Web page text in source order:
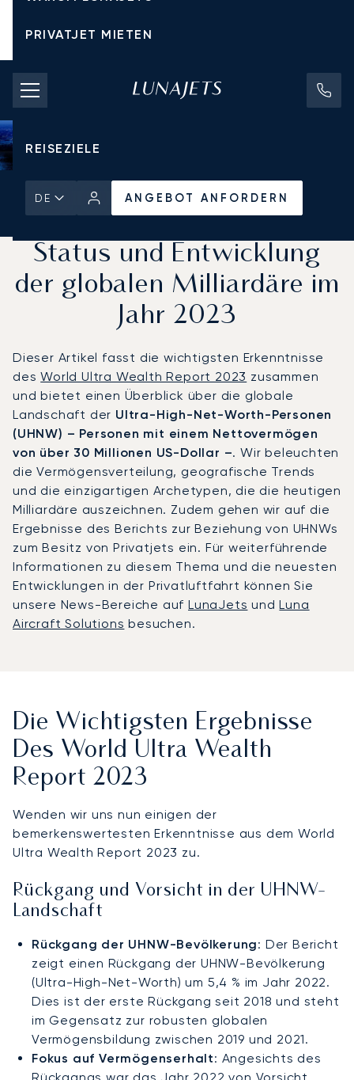
PRIVATJET MIETEN
CHARTERPREISE
PRIVATJETS
REISEZIELE
DE ANGEBOT ANFORDERN
ANGEBOT ANFORDERN
Startseite Aktuelles und Einblicke
Status und Entwicklung
der globalen Milliardäre im
Jahr 2023
Dieser Artikel fasst die wichtigsten Erkenntnisse
desWorld Ultra Wealth Report 2023 zusammen
und bietet einen Überblick über die globale
Landschaft der Ultra-High-Net-Worth-Personen
(UHNW) – Personen mit einem Nettovermögen
von über 30 Millionen US-Dollar –. Wir beleuchten
die Vermögensverteilung, geografische Trends
und die einzigartigen Archetypen, die die heutigen
Milliardäre auszeichnen. Zudem gehen wir auf die
Ergebnisse des Berichts zur Beziehung von UHNWs
zum Besitz von Privatjets ein. Für weiterführende
Informationen zu diesem Thema und die neuesten
Entwicklungen in der Privatluftfahrt können Sie
unsere News-Bereiche aufLunaJets undLuna
Aircraft Solutions besuchen.
Die Wichtigsten Ergebnisse
Des World Ultra Wealth
Report 2023
Wenden wir uns nun einigen der
bemerkenswertesten Erkenntnisse aus dem World
Ultra Wealth Report 2023 zu.
Rückgang und Vorsicht in der UHNW-
Landschaft
Rückgang der UHNW-Bevölkerung: Der Bericht
zeigt einen Rückgang der UHNW-Bevölkerung
(Ultra-High-Net-Worth) um 5,4 % im Jahr 2022.
Dies ist der erste Rückgang seit 2018 und steht
im Gegensatz zur robusten globalen
Vermögensbildung zwischen 2019 und 2021.
Fokus auf Vermögenserhalt: Angesichts des